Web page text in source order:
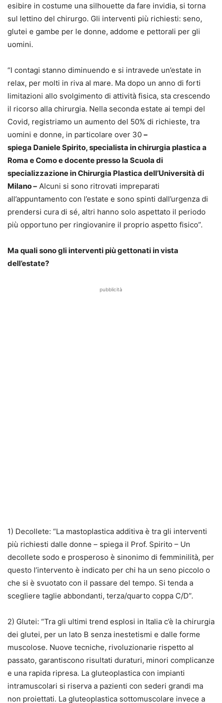
esibire in costume una silhouette da fare invidia, si torna
sul lettino del chirurgo. Gli interventi più richiesti: seno,
glutei e gambe per le donne, addome e pettorali per gli
uomini.
“I contagi stanno diminuendo e si intravede un’estate in
relax, per molti in riva al mare. Ma dopo un anno di forti
limitazioni allo svolgimento di attività fisica, sta crescendo
il ricorso alla chirurgia. Nella seconda estate ai tempi del
Covid, registriamo un aumento del 50% di richieste, tra
uomini e donne, in particolare over 30 –
spiega Daniele Spirito, specialista in chirurgia plastica a
Roma e Como e docente presso la Scuola di
specializzazione in Chirurgia Plastica dell’Università di
Milano – Alcuni si sono ritrovati impreparati
all’appuntamento con l’estate e sono spinti dall’urgenza di
prendersi cura di sé, altri hanno solo aspettato il periodo
più opportuno per ringiovanire il proprio aspetto fisico”.
Ma quali sono gli interventipiù gettonati in vista
dell’estate?
pubblicità
1) Decollete: “La mastoplastica additiva è tra gli interventi
più richiesti dalle donne – spiega il Prof. Spirito – Un
decollete sodo e prosperoso è sinonimo di femminilità, per
questo l’intervento è indicato per chi ha un seno piccolo o
che si è svuotato con il passare del tempo. Si tenda a
scegliere taglie abbondanti, terza/quarto coppa C/D”.
2) Glutei: “Tra gli ultimi trend esplosi in Italia c’è la chirurgia
dei glutei, per un lato B senza inestetismi e dalle forme
muscolose. Nuove tecniche, rivoluzionarie rispetto al
passato, garantiscono risultati duraturi, minori complicanze
e una rapida ripresa. La gluteoplastica con impianti
intramuscolari si riserva a pazienti con sederi grandi ma
non proiettati. La gluteoplastica sottomuscolare invece a